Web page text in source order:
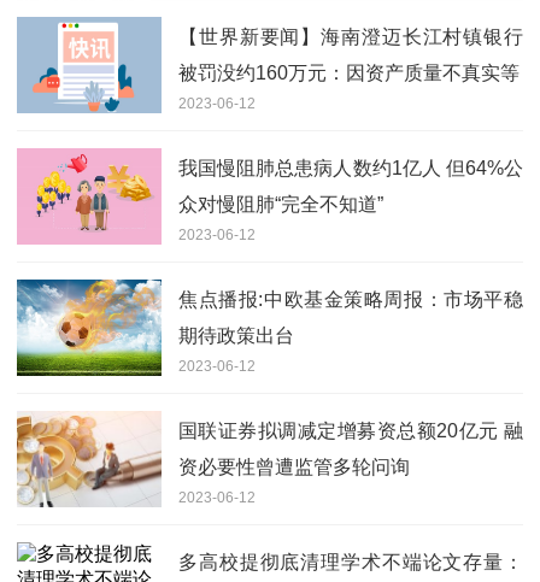
【世界新要闻】海南澄迈长江村镇银行
被罚没约160万元：因资产质量不真实等
2023-06-12
我国慢阻肺总患病人数约1亿人 但64%公
众对慢阻肺“完全不知道”
2023-06-12
焦点播报:中欧基金策略周报：市场平稳
期待政策出台
2023-06-12
国联证券拟调减定增募资总额20亿元 融
资必要性曾遭监管多轮问询
2023-06-12
多高校提彻底清理学术不端论文存量：